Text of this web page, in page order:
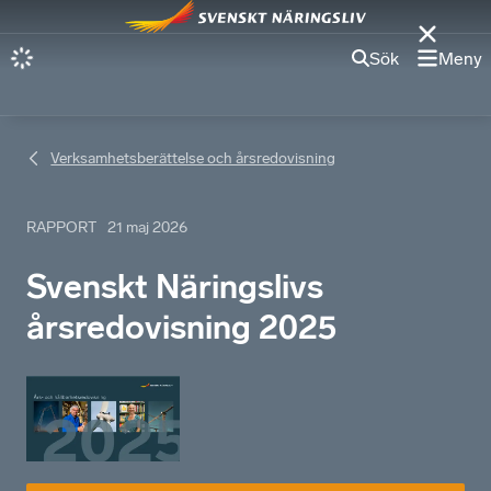
Sök Meny
Verksamhetsberättelse och årsredovisning
RAPPORT 21 maj 2026
Svenskt Näringslivs
årsredovisning 2025